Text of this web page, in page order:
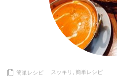
簡単レシピ スッキリ 簡単レシピ